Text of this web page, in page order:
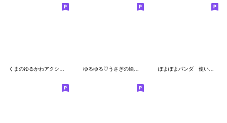
くまのゆるかわアクションセット ゆるゆる♡うさぎの絵文字 ぽよぽよパンダ 使いやすい絵文字